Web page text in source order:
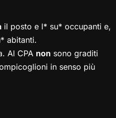
il posto e l* su* occupanti e,
abitanti.
Al CPA non sono graditi
in senso più